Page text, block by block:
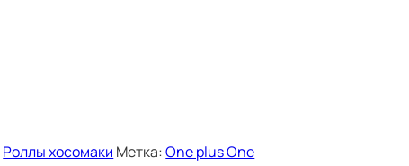
Роллы хосомаки Метка:One plus One